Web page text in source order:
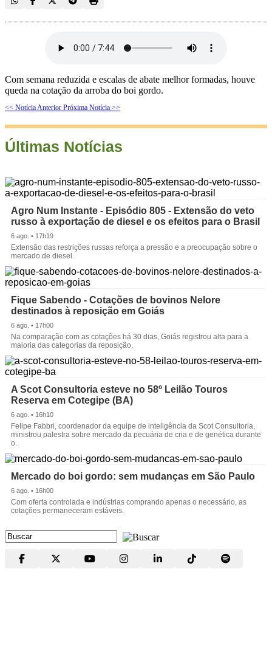
Com semana reduzida e escalas de abate melhor formadas, houve
queda na cotação da arroba do boi gordo.
<< Notícia Anterior Próxima Notícia >>
Últimas Notícias
Agro Num Instante - Episódio 805 - Extensão do veto
russo à exportação de diesel e os efeitos para o Brasil
6 ago. • 17h19
Extensão das restrições russas reforça a pressão e a preocupação sobre o
mercado de diesel.
Fique Sabendo - Cotações de bovinos Nelore
destinados à reposição em Goiás
6 ago. • 17h00
Na comparação com as cotações há 30 dias, Goiás registrou alta para a
maioria das categorias da reposição.
A Scot Consultoria esteve no 58º Leilão Touros
Reserva em Cotegipe (BA)
6 ago. • 16h10
Felipe Fabbri, coordenador da equipe de inteligência da Scot Consultoria,
ministrou palestra sobre mercado da pecuária de cria e de genética durante
o.
Mercado do boi gordo: sem mudanças em São Paulo
6 ago. • 16h00
Com oferta controlada e indústrias comprando apenas o necessário, as
cotações permaneceram estáveis.